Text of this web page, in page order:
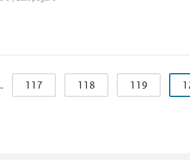
117 118 119